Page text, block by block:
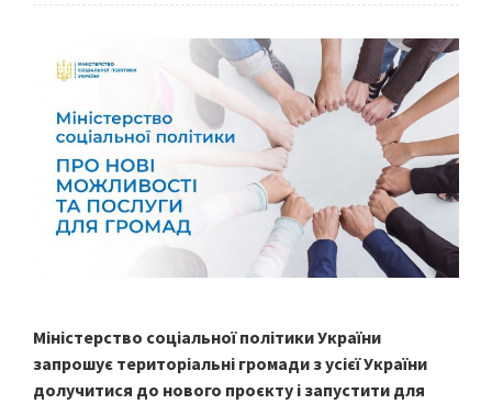
Міністерство соціальної політики України
запрошує територіальні громади з усієї України
долучитися до нового проєкту і запустити для